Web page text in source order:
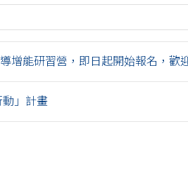
增能研習營，即日起開始報名，歡
動」計畫